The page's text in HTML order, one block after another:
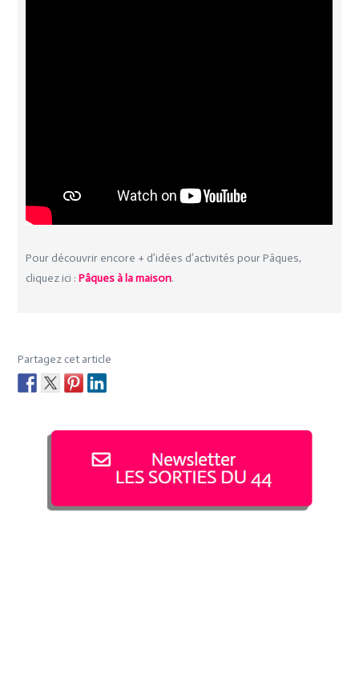
Pour découvrir encore + d’idées d’activités pour Pâques,
cliquez ici :Pâques à la maison.
Partagez cet article